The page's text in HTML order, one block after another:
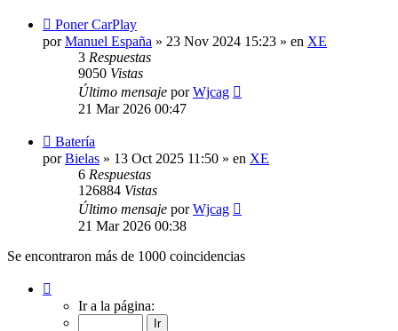
Nuevo
mensaje
Poner CarPlay
porManuel España » 23 Nov 2024 15:23 » en XE
3 Respuestas
9050 Vistas
Último mensaje porWjcag
21 Mar 2026 00:47
Nuevo
mensaje
Batería
porBielas » 13 Oct 2025 11:50 » en XE
6 Respuestas
126884 Vistas
Último mensaje porWjcag
21 Mar 2026 00:38
Se encontraron más de 1000 coincidencias
Ir a la página: